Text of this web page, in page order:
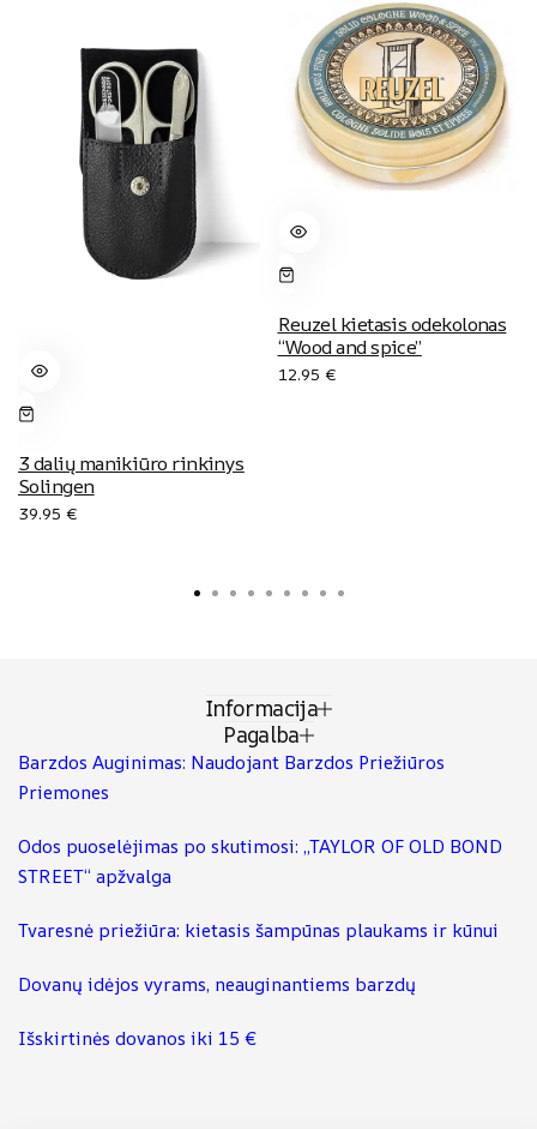
3 dalių manikiūro rinkinys
Solingen
39.95 €
Reuzel kietasis odekolonas
“Wood and spice”
12.95 €
Informacija
Pagalba
Barzdos Auginimas: Naudojant Barzdos Priežiūros
Priemones
Odos puoselėjimas po skutimosi: „TAYLOR OF OLD BOND
STREET“ apžvalga
Tvaresnė priežiūra: kietasis šampūnas plaukams ir kūnui
Dovanų idėjos vyrams, neauginantiems barzdų
Išskirtinės dovanos iki 15 €